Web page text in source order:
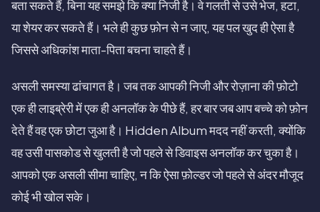
बता सकते हैं, बिना यह समझे कि क्या निजी है। वे गलती से उसे भेज, हटा,
या शेयर कर सकते हैं। भले ही कुछ फ़ोन से न जाए, यह पल खुद ही ऐसा है
जिससे अधिकांश माता-पिता बचना चाहते हैं।
असली समस्या ढांचागत है। जब तक आपकी निजी और रोज़ाना की फ़ोटो
एक ही लाइब्रेरी में एक ही अनलॉक के पीछे हैं, हर बार जब आप बच्चे को फ़ोन
देते हैं वह एक छोटा जुआ है। Hidden Album मदद नहीं करती, क्योंकि
वह उसी पासकोड से खुलती है जो पहले से डिवाइस अनलॉक कर चुका है।
आपको एक असली सीमा चाहिए, न कि ऐसा फ़ोल्डर जो पहले से अंदर मौजूद
कोई भी खोल सके।